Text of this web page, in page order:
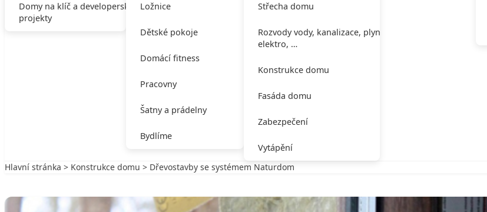
Domy na klíč a developerské
projekty
Ložnice
Dětské pokoje
Domácí fitness
Pracovny
Šatny a prádelny
Bydlíme
Střecha domu
Rozvody vody, kanalizace, plynu,
elektro, …
Konstrukce domu
Fasáda domu
Zabezpečení
Vytápění
Hlavní stránka > Konstrukce domu > Dřevostavby se systémem Naturdom